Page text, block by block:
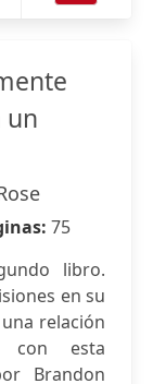
un
75
libro.
en su
relación
con esta
Brandon